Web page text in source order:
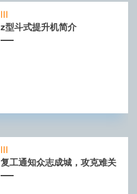
z型斗式提升机简介
复工通知众志成城，攻克难关